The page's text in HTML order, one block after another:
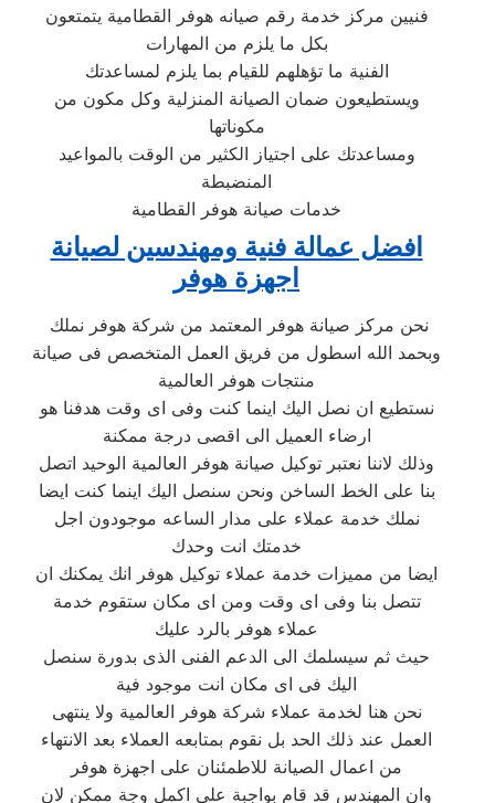
فنيين مركز خدمة رقم صيانه هوفر القطامية يتمتعون
بكل ما يلزم من المهارات
الفنية ما تؤهلهم للقيام بما يلزم لمساعدتك
ويستطيعون ضمان الصيانة المنزلية وكل مكون من
مكوناتها
ومساعدتك على اجتياز الكثير من الوقت بالمواعيد
المنضبطة
خدمات صيانة هوفر القطامية
افضل عمالة فنية ومهندسين لصيانة
اجهزة هوفر
وبحمد الله اسطول من فريق العمل المتخصص فى صيانة
منتجات هوفر العالمية
نستطيع ان نصل اليك اينما كنت وفى اى وقت هدفنا هو
ارضاء العميل الى اقصى درجة ممكنة
وذلك لاننا نعتبر توكيل صيانة هوفر العالمية الوحيد اتصل
بنا على الخط الساخن ونحن سنصل اليك اينما كنت ايضا
نملك خدمة عملاء على مدار الساعه موجودون اجل
خدمتك انت وحدك
ايضا من مميزات خدمة عملاء توكيل هوفر انك يمكنك ان
تتصل بنا وفى اى وقت ومن اى مكان ستقوم خدمة
عملاء هوفر بالرد عليك
حيث ثم سيسلمك الى الدعم الفنى الذى بدورة سنصل
اليك فى اى مكان انت موجود فية
نحن هنا لخدمة عملاء شركة هوفر العالمية ولا ينتهى
العمل عند ذلك الحد بل نقوم بمتابعه العملاء بعد الانتهاء
من اعمال الصيانة للاطمئنان على اجهزة هوفر
وان المهندس قد قام بواجبة على اكمل وجة ممكن لان